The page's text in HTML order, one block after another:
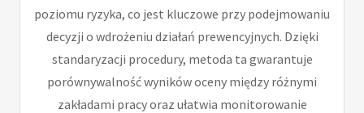
poziomu ryzyka, co jest kluczowe przy podejmowaniu
decyzji o wdrożeniu działań prewencyjnych. Dzięki
standaryzacji procedury, metoda ta gwarantuje
porównywalność wyników oceny między różnymi
zakładami pracy oraz ułatwia monitorowanie